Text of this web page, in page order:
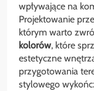
wpływające na
Projektowanie
którym warto
kolorów, które
estetyczne
przygotowania
stylowego